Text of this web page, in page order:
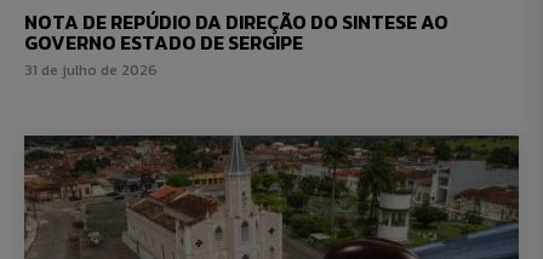
NOTA DE REPÚDIO DA DIREÇÃO DO SINTESE AO
GOVERNO ESTADO DE SERGIPE
31 de julho de 2026